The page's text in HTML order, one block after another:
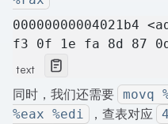
00000000004021b4
f3 0f 1e fa 8d 87
text
同时，我们还需要 movq
%eax %edi
，查表对应